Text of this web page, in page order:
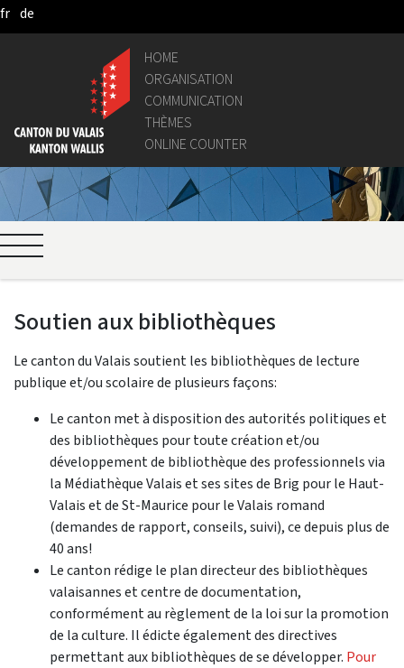
Skip to Main Content
fr de
HOME
ORGANISATION
COMMUNICATION
THÈMES
ONLINE COUNTER
Soutien aux bibliothèques
Le canton du Valais soutient les bibliothèques de lecture
publique et/ou scolaire de plusieurs façons:
Le canton met à disposition des autorités politiques et
des bibliothèques pour toute création et/ou
développement de bibliothèque des professionnels via
la Médiathèque Valais et ses sites de Brig pour le Haut-
Valais et de St-Maurice pour le Valais romand
(demandes de rapport, conseils, suivi), ce depuis plus de
40 ans!
Le canton rédige le plan directeur des bibliothèques
valaisannes et centre de documentation,
conformément au règlement de la loi sur la promotion
de la culture. Il édicte également des directives
permettant aux bibliothèques de se développer. Pour